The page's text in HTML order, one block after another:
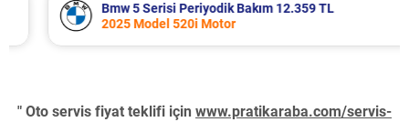
Bmw 5 Serisi Periyodik Bakım 12.359 TL
2025 Model 520i Motor
" Oto servis fiyat teklifi için www.pratikaraba.com/servis-